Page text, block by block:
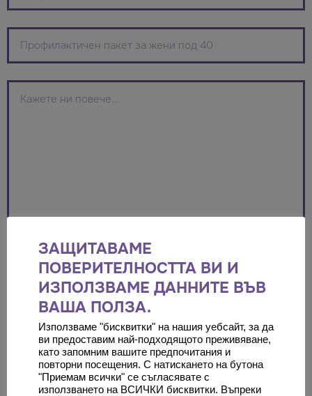
Пуснете файлове тук или
Изберете файлове
Приети типове файлове: jpg, pdf, Максимален размер
на файла: 2 MB, Максимален брой файлове:
Максимален брой файлове: 6.
ЗАЩИТАВАМЕ
ПОВЕРИТЕЛНОСТТА ВИ И
ИЗПОЛЗВАМЕ ДАННИТЕ ВЪВ
ВАША ПОЛЗА.
Използваме "бисквитки" на нашия уебсайт, за да
ви предоставим най-подходящото преживяване,
като запомним вашите предпочитания и
повторни посещения. С натискането на бутона
"Приемам всички" се съгласявате с
използването на ВСИЧКИ бисквитки. Въпреки